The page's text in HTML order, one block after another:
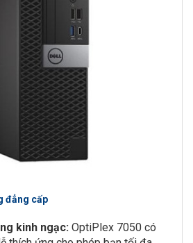
đẳng cấp
kinh ngạc: OptiPlex 7050 có